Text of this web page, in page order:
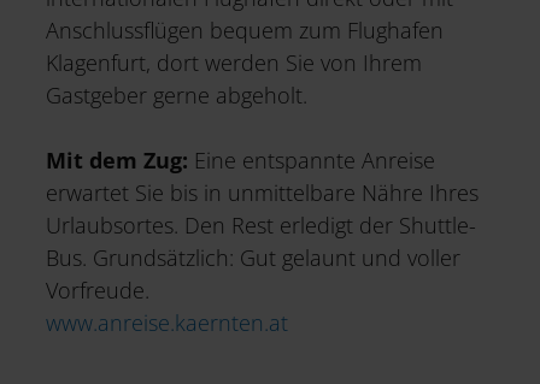
Anschlussflügen bequem zum Flughafen
Klagenfurt, dort werden Sie von Ihrem
Gastgeber gerne abgeholt.
Mit dem Zug: Eine entspannte Anreise
erwartet Sie bis in unmittelbare Nähre Ihres
Urlaubsortes. Den Rest erledigt der Shuttle-
Bus. Grundsätzlich: Gut gelaunt und voller
Vorfreude.
www.anreise.kaernten.at